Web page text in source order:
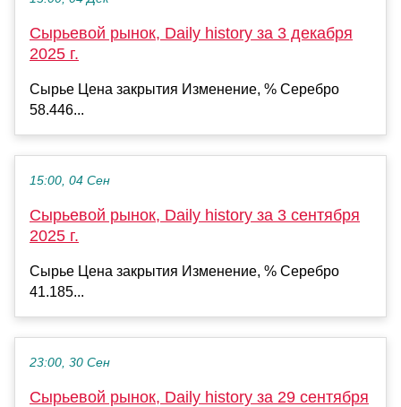
Сырьевой рынок, Daily history за 3 декабря
2025 г.
Сырье Цена закрытия Изменение, % Серебро
58.446...
15:00, 04 Сен
Сырьевой рынок, Daily history за 3 сентября
2025 г.
Сырье Цена закрытия Изменение, % Серебро
41.185...
23:00, 30 Сен
Сырьевой рынок, Daily history за 29 сентября